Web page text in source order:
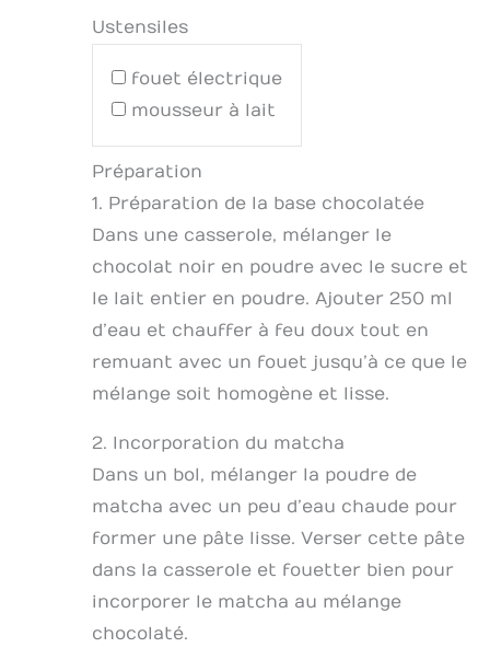
Ustensiles
fouet électrique
mousseur à lait
Préparation
1. Préparation de la base chocolatée
Dans une casserole, mélanger le
chocolat noir en poudre avec le sucre et
le lait entier en poudre. Ajouter 250 ml
d’eau et chauffer à feu doux tout en
remuant avec un fouet jusqu’à ce que le
mélange soit homogène et lisse.
2. Incorporation du matcha
Dans un bol, mélanger la poudre de
matcha avec un peu d’eau chaude pour
former une pâte lisse. Verser cette pâte
dans la casserole et fouetter bien pour
incorporer le matcha au mélange
chocolaté.